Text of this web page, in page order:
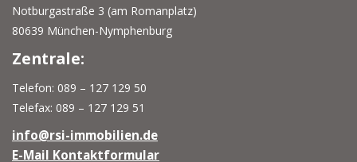
Notburgastraße 3 (am Romanplatz)
80639 München-Nymphenburg
Zentrale:
Telefon: 089 – 127 129 50
Telefax: 089 – 127 129 51
info@rsi-immobilien.de
E-Mail Kontaktformular